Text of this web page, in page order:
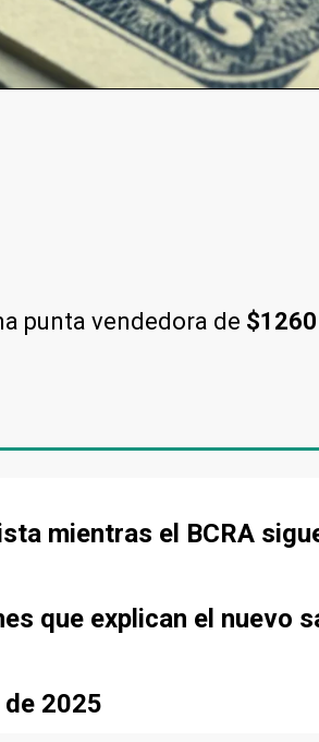
punta vendedora de $1260
mientras el BCRA
que explican el nuevo
2025